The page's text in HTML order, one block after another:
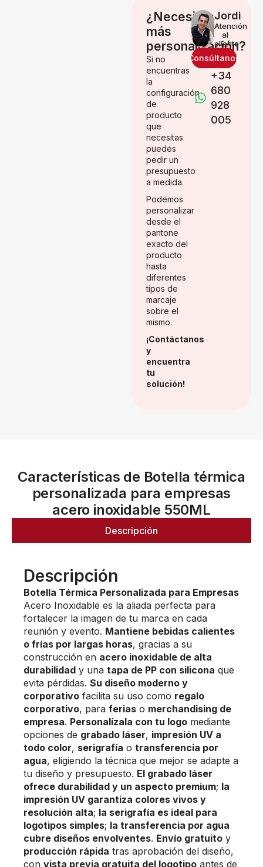
¿Necesitas
más
personalización?
Si no
encuentras
la
configuración
de
producto
que
necesitas
puedes
pedir un
presupuesto
a medida.
Podemos
personalizar
desde el
pantone
exacto del
producto
hasta
diferentes
tipos de
marcaje
sobre el
mismo.
¡Contáctanos
y
encuentra
tu
solución!
Jordi
Atención
al
cliente
Consúltanos
+34
680
928
005
Características de Botella térmica
personalizada para empresas
acero inoxidable 550ML
Descripción
Descripción
Botella Térmica Personalizada para Empresas
Acero Inoxidable es la aliada perfecta para
fortalecer la imagen de tu marca en cada
reunión y evento. Mantiene bebidas calientes
o frías por largas horas, gracias a su
construcción en acero inoxidable de alta
durabilidad y una tapa de PP con silicona que
evita pérdidas. Su diseño moderno y
corporativo facilita su uso como regalo
corporativo, para ferias o merchandising de
empresa. Personalízala con tu logo mediante
opciones de grabado láser, impresión UV a
todo color, serigrafía o transferencia por
agua, eligiendo la técnica que mejor se adapte a
tu diseño y presupuesto. El grabado láser
ofrece durabilidad y un aspecto premium; la
impresión UV garantiza colores vivos y
resolución alta; la serigrafía es ideal para
logotipos simples; la transferencia por agua
cubre diseños envolventes. Envío gratuito y
producción rápida tras aprobación del diseño,
con vista previa gratuita del logotipo antes de